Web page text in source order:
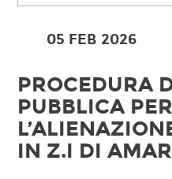
05 FEB 2026
PROCEDURA
PUBBLICA PER
IN Z.I DI